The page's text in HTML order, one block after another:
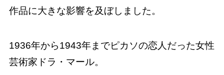
作品に大きな影響を及ぼしました。
1936年から1943年までピカソの恋人だった女性
芸術家ドラ・マール。